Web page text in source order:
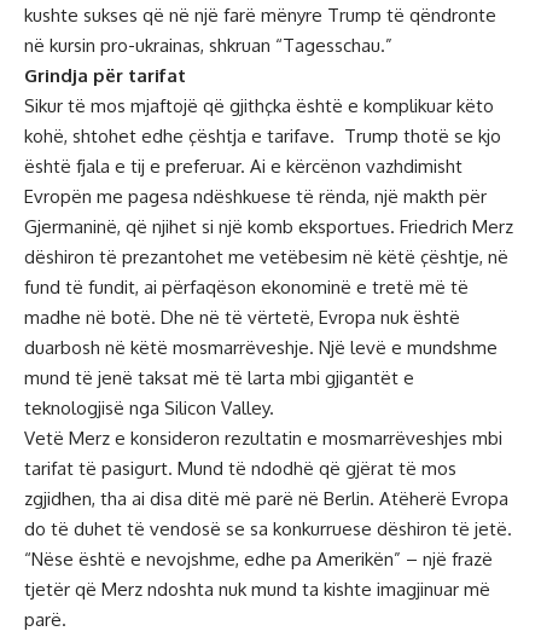
kushte sukses që në një farë mënyre Trump të qëndronte
në kursin pro-ukrainas, shkruan “Tagesschau.”
Grindja për tarifat
Sikur të mos mjaftojë që gjithçka është e komplikuar këto
kohë, shtohet edhe çështja e tarifave. Trump thotë se kjo
është fjala e tij e preferuar. Ai e kërcënon vazhdimisht
Evropën me pagesa ndëshkuese të rënda, një makth për
Gjermaninë, që njihet si një komb eksportues. Friedrich Merz
dëshiron të prezantohet me vetëbesim në këtë çështje, në
fund të fundit, ai përfaqëson ekonominë e tretë më të
madhe në botë. Dhe në të vërtetë, Evropa nuk është
duarbosh në këtë mosmarrëveshje. Një levë e mundshme
mund të jenë taksat më të larta mbi gjigantët e
teknologjisë nga Silicon Valley.
Vetë Merz e konsideron rezultatin e mosmarrëveshjes mbi
tarifat të pasigurt. Mund të ndodhë që gjërat të mos
zgjidhen, tha ai disa ditë më parë në Berlin. Atëherë Evropa
do të duhet të vendosë se sa konkurruese dëshiron të jetë.
“Nëse është e nevojshme, edhe pa Amerikën” – një frazë
tjetër që Merz ndoshta nuk mund ta kishte imagjinuar më
parë.